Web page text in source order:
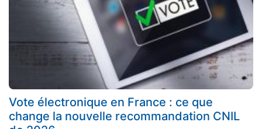
Vote électronique en France : ce que
change la nouvelle recommandation CNIL